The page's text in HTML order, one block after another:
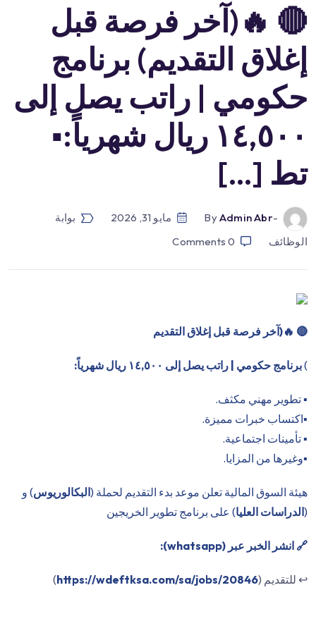
🔴 🔥(آخر فرصة قبل
إغلاق التقديم) برنامج
حكومي | راتب يصل إلى
١٤,٥٠٠ ريال شهرياً:▪️
تط […]
-by
Admin Abr مايو 31, 2026
بوابة
الوظائف
0
Comments
🔴 🔥(آخر فرصة قبل إغلاق التقديم
)برنامج حكومي | راتب يصل إلى ١٤,٥٠٠ ريال شهرياً:
▪️ تطوير مهني مكثف.
▪️اكتساب خبرات مميزة.
▪️ تأمينات اجتماعية.
▪️وغيرها من المزايا.
هيئة السوق المالية تعلن موعد بدء التقديم لحملة (البكالوريوس) و
(الدراسات العليا) على برنامج تطوير الخريجين
🔗 انشر الخبر عبر (whatsapp):
↩️ للتقديم (https://wdeftksa.com/sa/jobs/20846
)